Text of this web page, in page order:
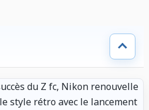
du Z fc, Nikon renouvelle
style rétro avec le lancement